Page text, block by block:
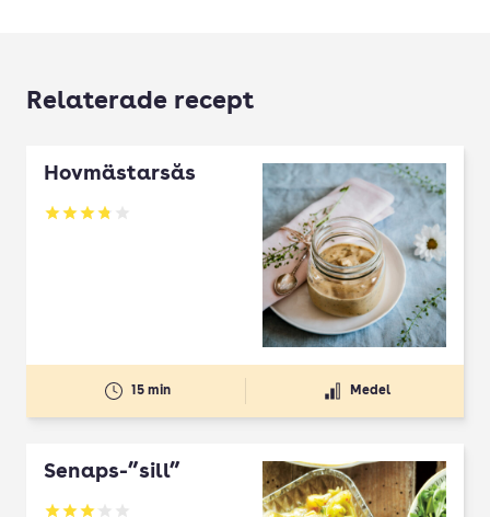
Relaterade recept
Hovmästarsås
Betyg: 3.81 av 5
15 min Medel
Senaps-”sill”